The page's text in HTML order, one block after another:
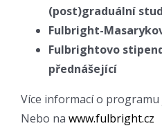
(post)graduální
Fulbright-
Fulbrightovo
přednášející
Více informací o
Nebo na www.fulbright.cz